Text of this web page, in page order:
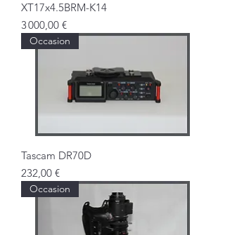
XT17x4.5BRM-K14
Prix
3 000,00 €
Occasion
Tascam DR70D
Prix
232,00 €
Occasion